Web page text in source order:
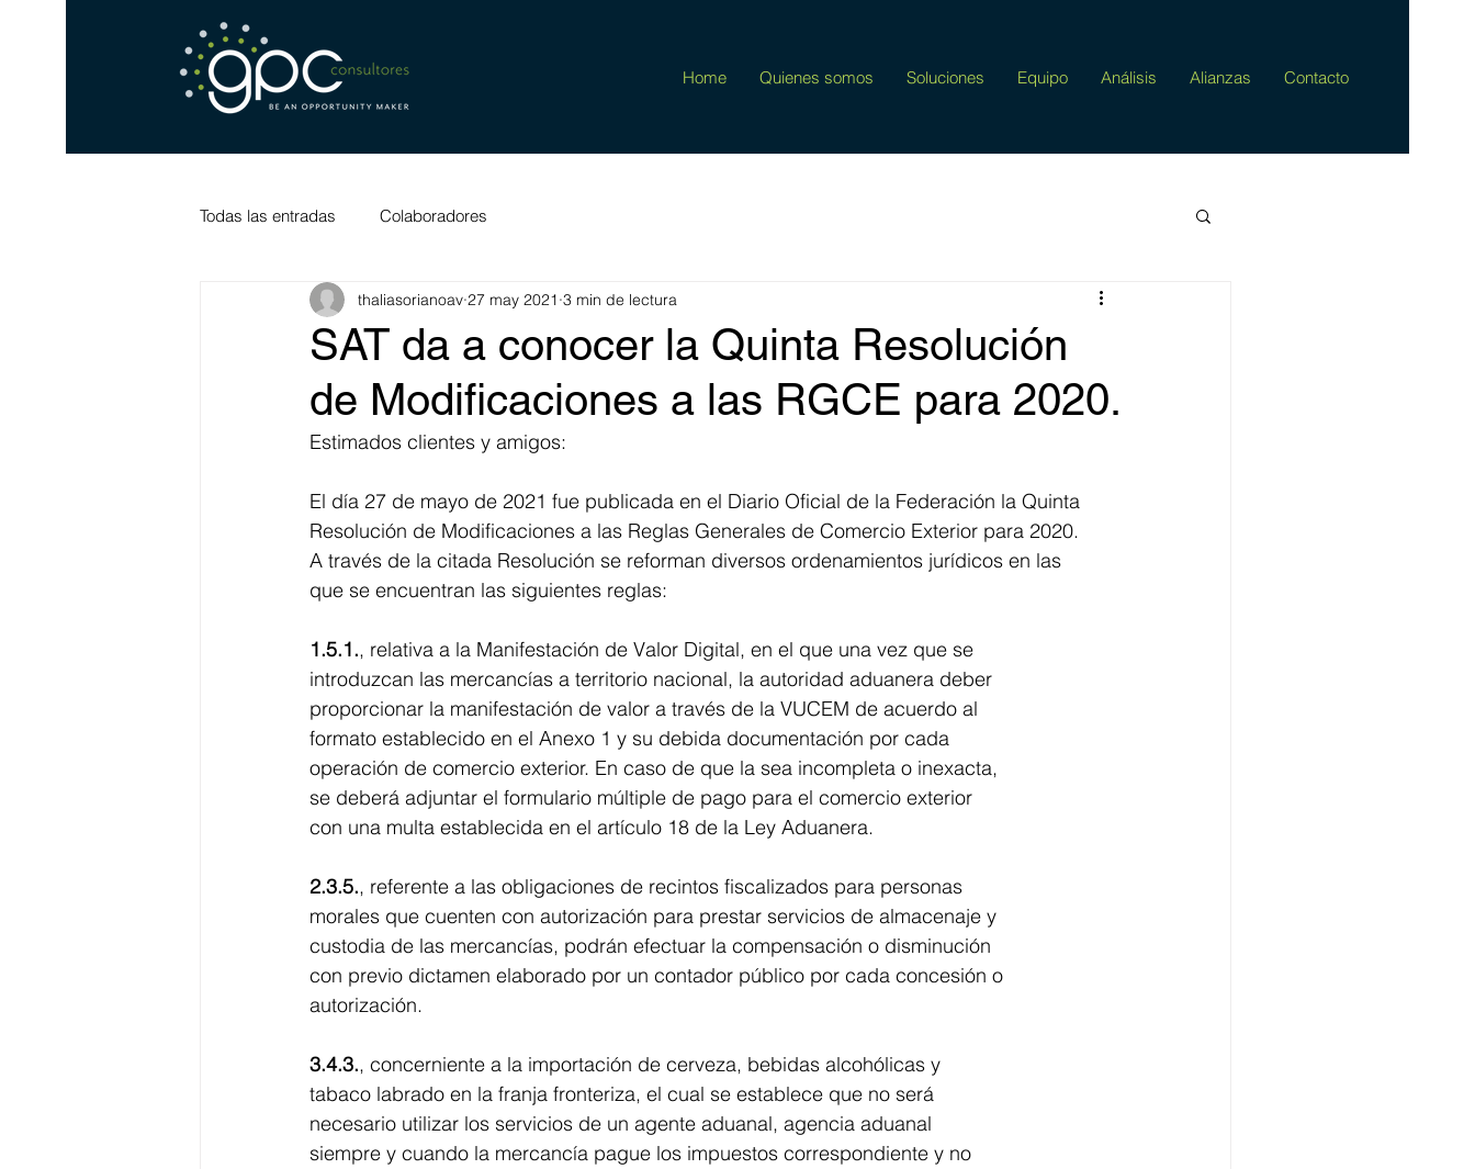
Home Quienes somos Soluciones Equipo Análisis Alianzas Contacto
Todas las entradas Colaboradores
SAT da a conocer la Quinta Resolución
de Modificaciones a las RGCE para 2020.
thaliasorianoav 27 may 2021 3 min de lectura
Estimados clientes y amigos:
El día 27 de mayo de 2021 fue publicada en el Diario Oficial de la Federación la Quinta
Resolución de Modificaciones a las Reglas Generales de Comercio Exterior para 2020.
A través de la citada Resolución se reforman diversos ordenamientos jurídicos en las
que se encuentran las siguientes reglas:
1.5.1., relativa a la Manifestación de Valor Digital, en el que una vez que se
introduzcan las mercancías a territorio nacional, la autoridad aduanera deber
proporcionar la manifestación de valor a través de la VUCEM de acuerdo al
formato establecido en el Anexo 1 y su debida documentación por cada
operación de comercio exterior. En caso de que la sea incompleta o inexacta,
se deberá adjuntar el formulario múltiple de pago para el comercio exterior
con una multa establecida en el artículo 18 de la Ley Aduanera.
2.3.5., referente a las obligaciones de recintos fiscalizados para personas
morales que cuenten con autorización para prestar servicios de almacenaje y
custodia de las mercancías, podrán efectuar la compensación o disminución
con previo dictamen elaborado por un contador público por cada concesión o
autorización.
3.4.3., concerniente a la importación de cerveza, bebidas alcohólicas y
tabaco labrado en la franja fronteriza, el cual se establece que no será
necesario utilizar los servicios de un agente aduanal, agencia aduanal
siempre y cuando la mercancía pague los impuestos correspondiente y no